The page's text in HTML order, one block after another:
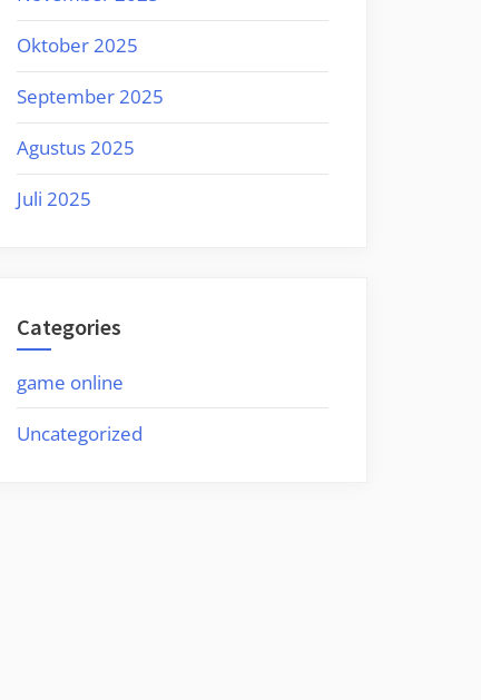
Oktober 2025
September 2025
Agustus 2025
Juli 2025
Categories
game online
Uncategorized